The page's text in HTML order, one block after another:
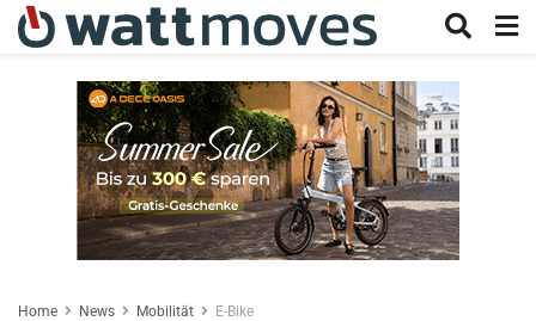
Home News Mobilität E-Bike